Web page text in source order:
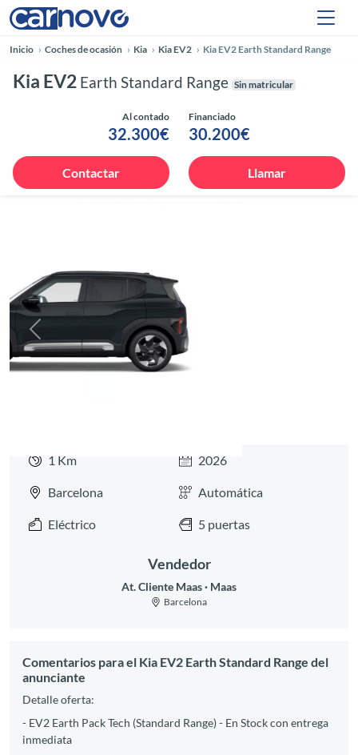
Inicio Coches de ocasión Kia Kia EV2 Kia EV2 Earth Standard Range
Kia EV2 Earth Standard Range Sin matricular
Al contado
32.300€
Financiado
30.200€
Contactar Llamar
Anterior
1 Km 2026
Barcelona Automática
Eléctrico 5 puertas
Vendedor
At. Cliente Maas Maas
Barcelona
Comentarios para el Kia EV2 Earth Standard Range del
anunciante
Detalle oferta:
- EV2 Earth Pack Tech (Standard Range) - En Stock con entrega
inmediata